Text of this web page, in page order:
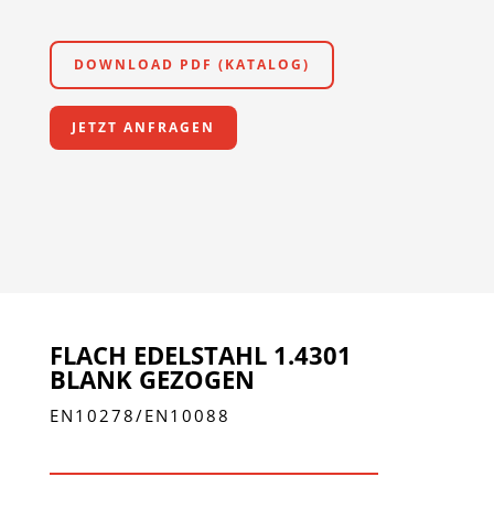
DOWNLOAD PDF (KATALOG)
JETZT ANFRAGEN
FLACH EDELSTAHL 1.4301
BLANK GEZOGEN
EN10278/EN10088